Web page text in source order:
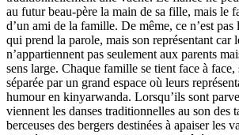
au futur beau-père la main de sa fille, mais le
d’un ami de la famille. De même, ce n’est pas
qui prend la parole, mais son représentant car
n’appartiennent pas seulement aux parents
sens large. Chaque famille se tient face à face,
séparée par un grand espace où leurs
humour en kinyarwanda. Lorsqu’ils sont
viennent les danses traditionnelles au son des
berceuses des bergers destinées à apaiser les